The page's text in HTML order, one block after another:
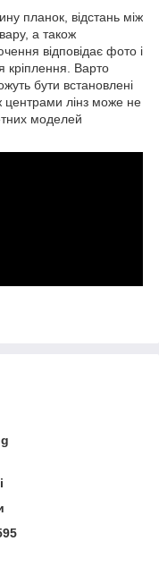
планок, відстань між
а також
відповідає фото і
кріплення. Варто
бути встановлені
центрами лінз може не
моделей